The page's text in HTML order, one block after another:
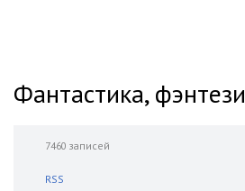
Фантастика, фэнтези
7460 записей
RSS